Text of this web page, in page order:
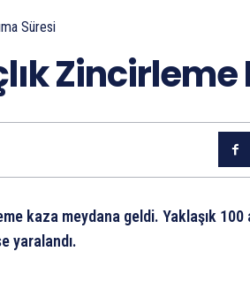
Süresi
Zincirleme
kaza meydana geldi. Yaklaşık 100
yaralandı.